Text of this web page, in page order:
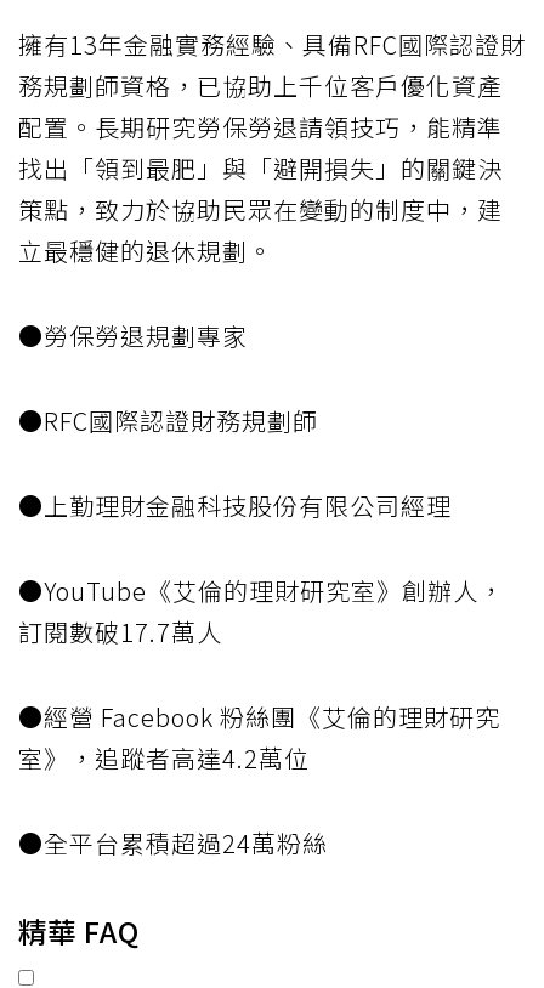
擁有13年金融實務經驗、具備RFC國際認證財
務規劃師資格，已協助上千位客戶優化資產
配置。長期研究勞保勞退請領技巧，能精準
找出「領到最肥」與「避開損失」的關鍵決
策點，致力於協助民眾在變動的制度中，建
立最穩健的退休規劃。
●勞保勞退規劃專家
●RFC國際認證財務規劃師
●上勤理財金融科技股份有限公司經理
●YouTube《艾倫的理財研究室》創辦人，
訂閱數破17.7萬人
●經營 Facebook 粉絲團《艾倫的理財研究
室》，追蹤者高達4.2萬位
●全平台累積超過24萬粉絲
精華 FAQ